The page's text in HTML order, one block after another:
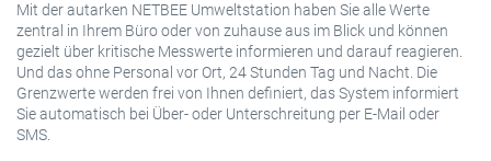
Mit der autarken NETBEE Umweltstation haben Sie alle Werte
zentral in Ihrem Büro oder von zuhause aus im Blick und können
gezielt über kritische Messwerte informieren und darauf reagieren.
Und das ohne Personal vor Ort, 24 Stunden Tag und Nacht. Die
Grenzwerte werden frei von Ihnen definiert, das System informiert
Sie automatisch bei Über- oder Unterschreitung per E-Mail oder
SMS.